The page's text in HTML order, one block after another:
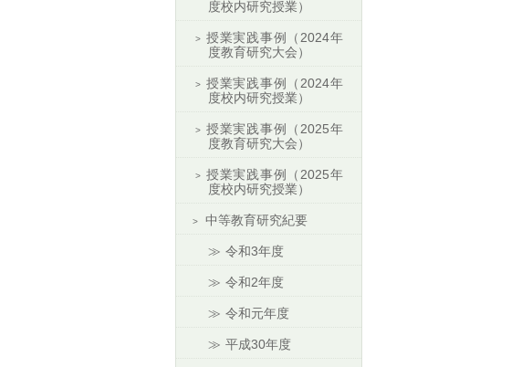
度校内研究授業）
授業実践事例（2024年
度教育研究大会）
授業実践事例（2024年
度校内研究授業）
授業実践事例（2025年
度教育研究大会）
授業実践事例（2025年
度校内研究授業）
中等教育研究紀要
令和3年度
令和2年度
令和元年度
平成30年度